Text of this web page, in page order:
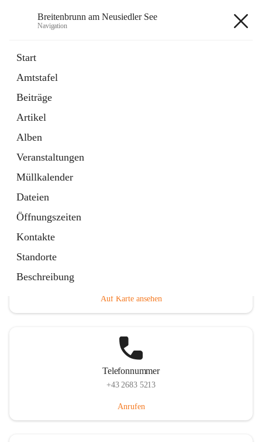
Breitenbrunn am Neusiedler See
Navigation
Start
Amtstafel
Beiträge
Artikel
Alben
Veranstaltungen
Müllkalender
Dateien
Öffnungszeiten
Kontakte
Standorte
Beschreibung
18 Schnellzugriffe
Gemeindeservice
Auf Karte ansehen
Telefonnummer
+43 2683 5213
Anrufen